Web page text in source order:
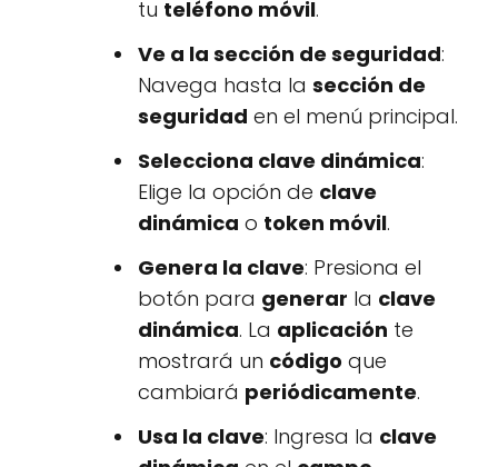
tu teléfono móvil.
Ve a la sección de seguridad:
Navega hasta la sección de
seguridad en el menú principal.
Selecciona clave dinámica:
Elige la opción de clave
dinámica o token móvil.
Genera la clave: Presiona el
botón para generar la clave
dinámica. La aplicación te
mostrará un código que
cambiará periódicamente.
Usa la clave: Ingresa la clave